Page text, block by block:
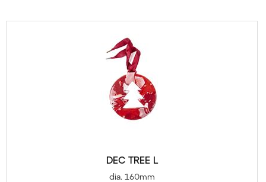
DEC TREE L
dia. 160mm